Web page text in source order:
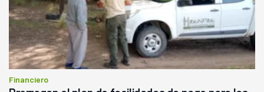
Financiero